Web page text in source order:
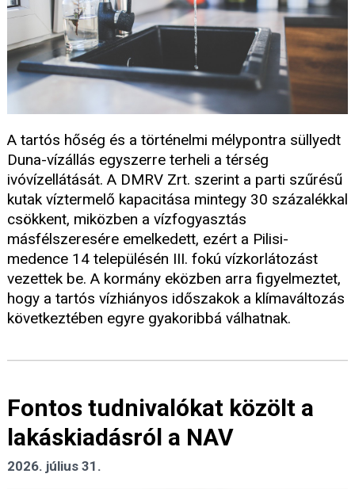
A tartós hőség és a történelmi mélypontra süllyedt
Duna-vízállás egyszerre terheli a térség
ivóvízellátását. A DMRV Zrt. szerint a parti szűrésű
kutak víztermelő kapacitása mintegy 30 százalékkal
csökkent, miközben a vízfogyasztás
másfélszeresére emelkedett, ezért a Pilisi-
medence 14 településén III. fokú vízkorlátozást
vezettek be. A kormány eközben arra figyelmeztet,
hogy a tartós vízhiányos időszakok a klímaváltozás
következtében egyre gyakoribbá válhatnak.
Fontos tudnivalókat közölt a
lakáskiadásról a NAV
2026. július 31.